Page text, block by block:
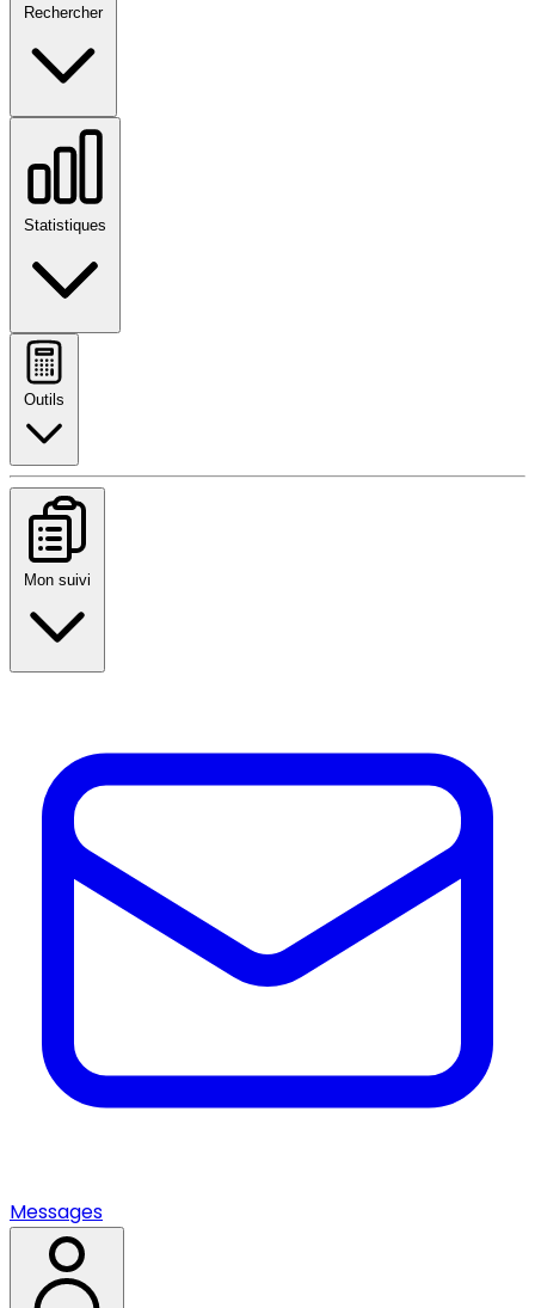
Rechercher
Statistiques
Outils
Mon suivi
Messages